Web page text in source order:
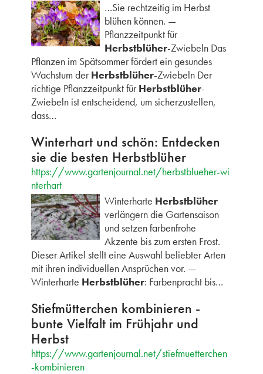
…Sie rechtzeitig im Herbst
blühen können. —
Pflanzzeitpunkt für
Herbstblüher-Zwiebeln Das
Pflanzen im Spätsommer fördert ein gesundes
Wachstum derHerbstblüher-Zwiebeln Der
richtige Pflanzzeitpunkt fürHerbstblüher-
Zwiebeln ist entscheidend, um sicherzustellen,
dass…
Winterhart und schön: Entdecken
sie die besten Herbstblüher
https://www.gartenjournal.net/herbstblueher-wi
nterhart
Winterharte Herbstblüher
verlängern die Gartensaison
und setzen farbenfrohe
Akzente bis zum ersten Frost.
Dieser Artikel stellt eine Auswahl beliebter Arten
mit ihren individuellen Ansprüchen vor. —
Winterharte Herbstblüher: Farbenpracht bis…
Stiefmütterchen kombinieren -
bunte Vielfalt im Frühjahr und
Herbst
https://www.gartenjournal.net/stiefmuetterchen
-kombinieren